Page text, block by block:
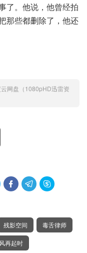
了。他说，他曾经拍
那些都删除了，他还
网盘（1080pHD迅雷资
  
残影空间 毒舌律师
风再起时